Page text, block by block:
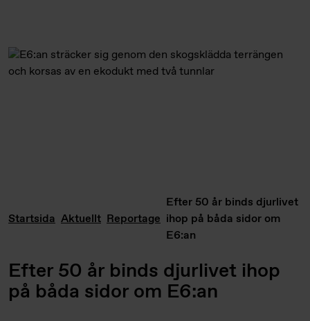
Startsida Aktuellt Reportage
Efter 50 år binds djurlivet
ihop på båda sidor om
E6:an
Efter 50 år binds djurlivet ihop
på båda sidor om E6:an